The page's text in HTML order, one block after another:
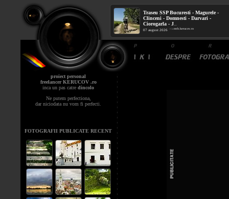
Traseu SSP Bucuresti - Magurele -
Clinceni - Domnesti - Darvari -
Ciorogarla - J...
07 august 2026 / via mtb.kerucov.ro
proiect personal
freelancer KERUCOV .ro
inca un pas catre dincolo
Ne putem perfectiona,
dar niciodata nu vom fi perfecti.
FOTOGRAFII PUBLICATE RECENT